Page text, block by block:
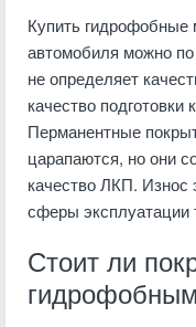
Купить
автомобиля можно
не определяет
качество подготовки
Перманентные
царапаются, но они
качество ЛКП. Износ
сферы эксплуатации
Стоит ли